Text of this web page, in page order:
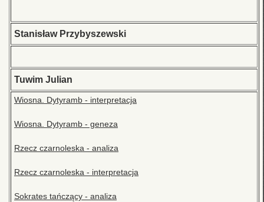
Stanisław Przybyszewski
Tuwim Julian
Wiosna. Dytyramb - interpretacja
Wiosna. Dytyramb - geneza
Rzecz czarnoleska - analiza
Rzecz czarnoleska - interpretacja
Sokrates tańczący - analiza